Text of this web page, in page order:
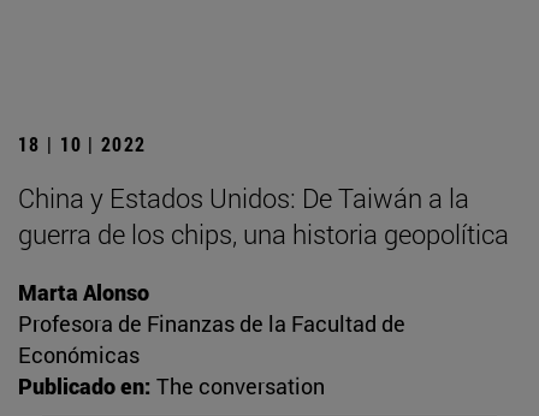
18 | 10 | 2022
China y Estados Unidos: De Taiwán a la
guerra de los chips, una historia geopolítica
Marta Alonso
Profesora de Finanzas de la Facultad de
Económicas
Publicado en: The conversation